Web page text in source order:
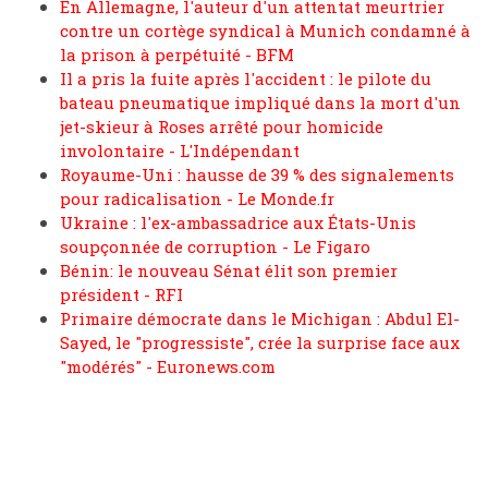
En Allemagne, l'auteur d'un attentat meurtrier
contre un cortège syndical à Munich condamné à
la prison à perpétuité - BFM
Il a pris la fuite après l'accident : le pilote du
bateau pneumatique impliqué dans la mort d'un
jet-skieur à Roses arrêté pour homicide
involontaire - L'Indépendant
Royaume-Uni : hausse de 39 % des signalements
pour radicalisation - Le Monde.fr
Ukraine : l'ex-ambassadrice aux États-Unis
soupçonnée de corruption - Le Figaro
Bénin: le nouveau Sénat élit son premier
président - RFI
Primaire démocrate dans le Michigan : Abdul El-
Sayed, le "progressiste", crée la surprise face aux
"modérés" - Euronews.com